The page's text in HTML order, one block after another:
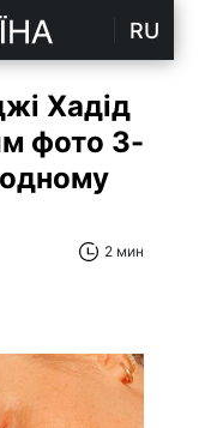
RU
Хадід
фото 3-
2 мин